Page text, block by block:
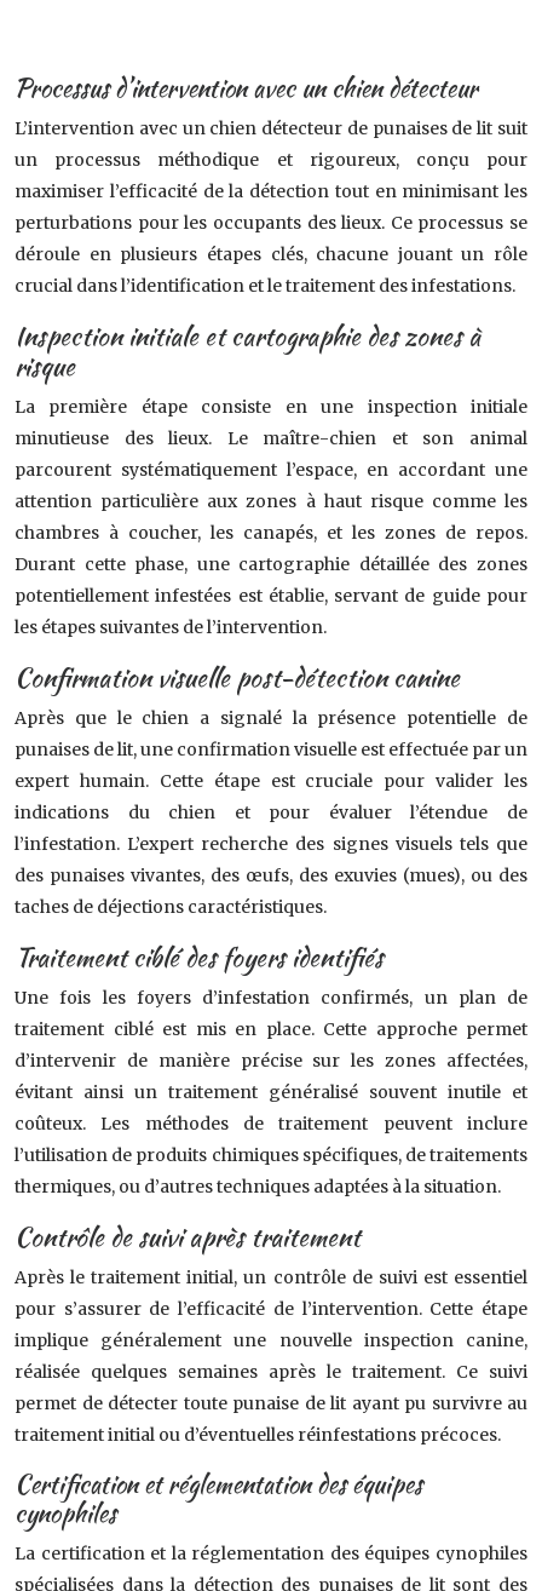
Processus d’intervention avec un chien détecteur
L’intervention avec un chien détecteur de punaises de lit suit
un processus méthodique et rigoureux, conçu pour
maximiser l’efficacité de la détection tout en minimisant les
perturbations pour les occupants des lieux. Ce processus se
déroule en plusieurs étapes clés, chacune jouant un rôle
crucial dans l’identification et le traitement des infestations.
Inspection initiale et cartographie des zones à
risque
La première étape consiste en une inspection initiale
minutieuse des lieux. Le maître-chien et son animal
parcourent systématiquement l’espace, en accordant une
attention particulière aux zones à haut risque comme les
chambres à coucher, les canapés, et les zones de repos.
Durant cette phase, une cartographie détaillée des zones
potentiellement infestées est établie, servant de guide pour
les étapes suivantes de l’intervention.
Confirmation visuelle post-détection canine
Après que le chien a signalé la présence potentielle de
punaises de lit, une confirmation visuelle est effectuée par un
expert humain. Cette étape est cruciale pour valider les
indications du chien et pour évaluer l’étendue de
l’infestation. L’expert recherche des signes visuels tels que
des punaises vivantes, des œufs, des exuvies (mues), ou des
taches de déjections caractéristiques.
Traitement ciblé des foyers identifiés
Une fois les foyers d’infestation confirmés, un plan de
traitement ciblé est mis en place. Cette approche permet
d’intervenir de manière précise sur les zones affectées,
évitant ainsi un traitement généralisé souvent inutile et
coûteux. Les méthodes de traitement peuvent inclure
l’utilisation de produits chimiques spécifiques, de traitements
thermiques, ou d’autres techniques adaptées à la situation.
Contrôle de suivi après traitement
Après le traitement initial, un contrôle de suivi est essentiel
pour s’assurer de l’efficacité de l’intervention. Cette étape
implique généralement une nouvelle inspection canine,
réalisée quelques semaines après le traitement. Ce suivi
permet de détecter toute punaise de lit ayant pu survivre au
traitement initial ou d’éventuelles réinfestations précoces.
Certification et réglementation des équipes
cynophiles
La certification et la réglementation des équipes cynophiles
spécialisées dans la détection des punaises de lit sont des